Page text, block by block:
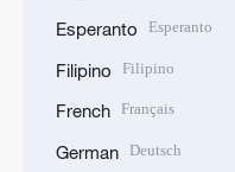
Esperanto Esperanto
Filipino Filipino
French Français
German Deutsch